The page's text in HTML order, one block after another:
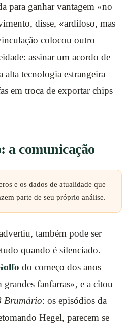
para ganhar vantagem «no
disse, «ardiloso, mas
colocou outro
assinar um acordo de
alta tecnologia estrangeira —
em troca de exportar chips
a comunicação
e os dados de atualidade que
parte de seu próprio análise.
também pode ser
quando é silenciado.
do começo dos anos
fanfarras», e a citou
Brumário: os episódios da
Hegel, parecem se